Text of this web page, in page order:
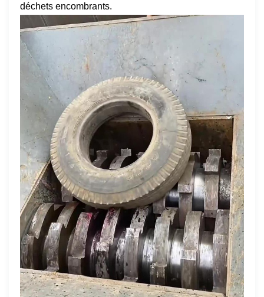
déchets encombrants.